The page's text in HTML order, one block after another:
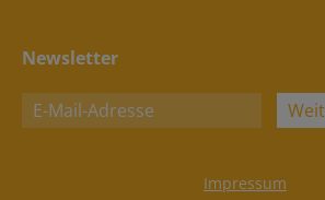
Newsletter
Impressum